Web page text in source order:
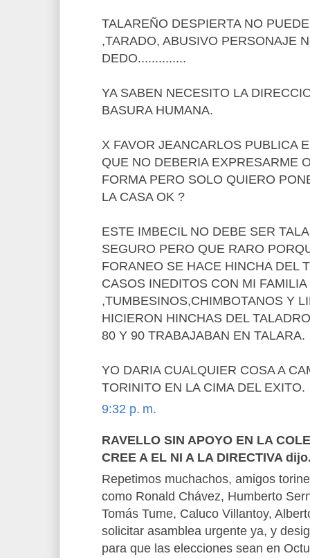
TALAREÑO DESPIERTA NO
,TARADO, ABUSIVO PERSONAJE
DEDO..............
YA SABEN NECESITO LA
BASURA HUMANA.
X FAVOR JEANCARLOS PUBLICA
QUE NO DEBERIA EXPRESARME
FORMA PERO SOLO QUIERO
LA CASA OK ?
ESTE IMBECIL NO DEBE SER
SEGURO PERO QUE RARO
FORANEO SE HACE HINCHA DEL
CASOS INEDITOS CON MI FAMILIA
,TUMBESINOS,CHIMBOTANOS Y
HICIERON HINCHAS DEL
80 Y 90 TRABAJABAN EN TALARA.
YO DARIA CUALQUIER COSA A
TORINITO EN LA CIMA DEL EXITO.
9:32 p. m.
RAVELLO SIN APOYO EN LA
CREE A EL NI A LA DIRECTIVA
Repetimos muchachos, amigos
como Ronald Chávez, Humberto
Tomás Tume, Caluco Villantoy,
solicitar asamblea urgente ya, y
para que las elecciones sean en